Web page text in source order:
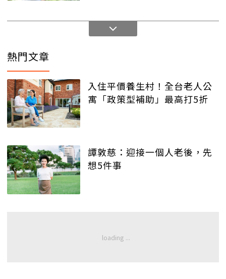
熱門文章
入住平價養生村！全台老人公
寓「政策型補助」最高打5折
譚敦慈：迎接一個人老後，先
想5件事